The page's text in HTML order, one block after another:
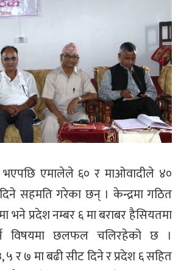
भएपछि एमालेले ६० र माओवादीले ४०
दिने सहमति गरेका छन् । केन्द्रमा गठित
भने प्रदेश नम्बर ६ मा बराबर हैसियतमा
विषयमा छलफल चलिरहेको छ ।
५ र ७ मा बढी सीट दिने र प्रदेश ६ सहित